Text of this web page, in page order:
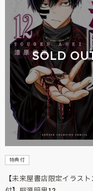
SOLD
特典付
【未来屋書店限定イラスト